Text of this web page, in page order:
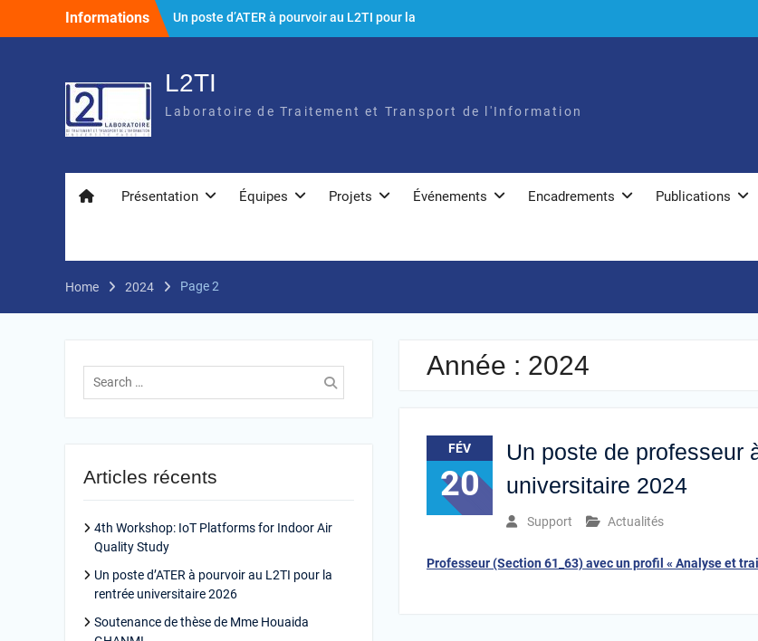
Informations
Un poste d’ATER à pourvoir au L2TI pour la
rentrée universitaire 2026
GHANMI
4th Workshop: IoT Platforms for Indoor Air
Quality Study
L2TI
Laboratoire de Traitement et Transport de l'Information
Présentation Équipes Projets Événements Encadrements Publications
Home 2024 Page 2
Année : 2024
FÉV
20
Un poste de professeur
universitaire 2024
Support Actualités
Professeur (Section 61_63) avec un profil « Analyse et
Search
for:
Articles récents
4th Workshop: IoT Platforms for Indoor Air
Quality Study
Un poste d’ATER à pourvoir au L2TI pour la
rentrée universitaire 2026
Soutenance de thèse de Mme Houaida